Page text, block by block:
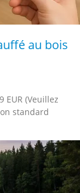
au bois
EUR (Veuillez
standard